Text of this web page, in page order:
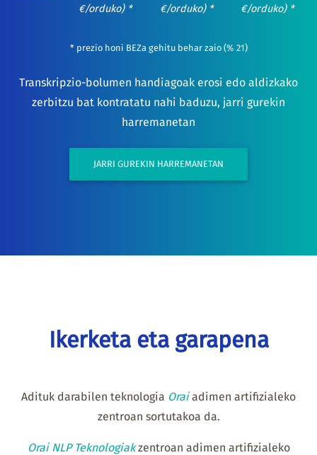
€/orduko) *
€/orduko) *
€/orduko) *
* prezio honi BEZa gehitu behar zaio (% 21)
Transkripzio-bolumen handiagoak erosi edo aldizkako
zerbitzu bat kontratatu nahi baduzu, jarri gurekin
harremanetan
JARRI GUREKIN HARREMANETAN
Ikerketa eta garapena
Adituk darabilen teknologia Oraiadimen artifizialeko
zentroan sortutakoa da.
Orai NLP Teknologiakzentroan adimen artifizialeko